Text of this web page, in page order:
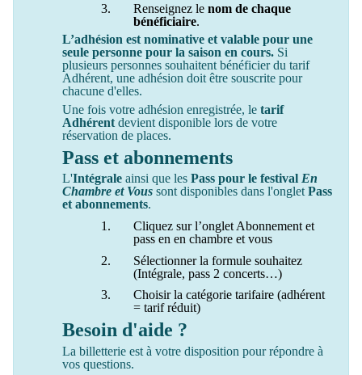
Renseignez le nom de chaque
bénéficiaire.
L’adhésion est nominative et valable pour une
seule personne pour la saison en cours. Si
plusieurs personnes souhaitent bénéficier du tarif
Adhérent, une adhésion doit être souscrite pour
chacune d'elles.
Une fois votre adhésion enregistrée, le tarif
Adhérent devient disponible lors de votre
réservation de places.
Pass et abonnements
L'Intégrale ainsi que les Pass pour le festival En
Chambre et Vous sont disponibles dans l'onglet Pass
et abonnements.
Cliquez sur l’onglet Abonnement et
pass en en chambre et vous
Sélectionner la formule souhaitez
(Intégrale, pass 2 concerts…)
Choisir la catégorie tarifaire (adhérent
= tarif réduit)
Besoin d'aide ?
La billetterie est à votre disposition pour répondre à
vos questions.